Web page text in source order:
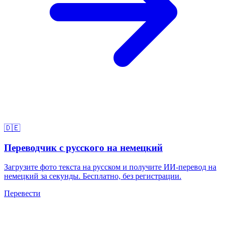
🇩🇪
Переводчик с русского на немецкий
Загрузите фото текста на русском и получите ИИ-перевод на
немецкий за секунды. Бесплатно, без регистрации.
Перевести